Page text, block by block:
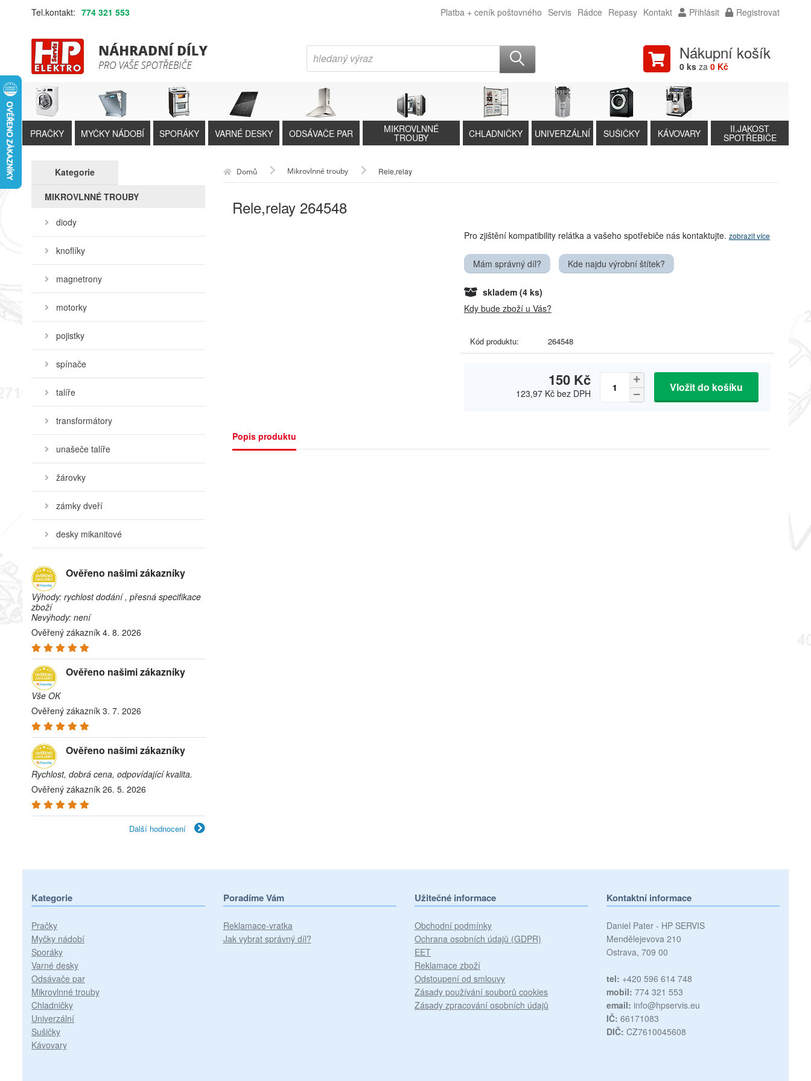
Tel.kontakt: 774 321 553 Platba + ceník poštovného Servis Rádce Repasy Kontakt Přihlásit Registrovat
Nákupní košík
0 ks za 0 Kč
PRAČKY MYČKY NÁDOBÍ SPORÁKY VARNÉ DESKY ODSÁVAČE PAR MIKROVLNNÉ
TROUBY CHLADNIČKY UNIVERZÁLNÍ SUŠIČKY KÁVOVARY II.JAKOST
SPOTŘEBIČE
Kategorie
MIKROVLNNÉ TROUBY
diody
knoflíky
magnetrony
motorky
pojistky
spínače
talíře
transformátory
unašeče talíře
žárovky
zámky dveří
desky mikanitové
Ověřeno našimi zákazníky
Výhody: rychlost dodání , přesná specifikace
zboží
Nevýhody: není
Ověřený zákazník 4. 8. 2026
Ověřeno našimi zákazníky
Vše OK
Ověřený zákazník 3. 7. 2026
Ověřeno našimi zákazníky
Rychlost, dobrá cena, odpovídající kvalita.
Ověřený zákazník 26. 5. 2026
Další hodnocení
Domů Mikrovlnné trouby Rele,relay
Rele,relay 264548
Pro zjištění kompatibility relátka a vašeho spotřebiče nás kontaktujte. zobrazit více
Mám správný díl? Kde najdu výrobní štítek?
skladem (4 ks)
Kdy bude zboží u Vás?
Kód produktu: 264548
150 Kč
123,97 Kč bez DPH Vložit do košíku
Popis produktu
Kategorie
Pračky
Myčky nádobí
Sporáky
Varné desky
Odsávače par
Mikrovlnné trouby
Chladničky
Univerzální
Sušičky
Kávovary
Poradíme Vám
Reklamace-vratka
Jak vybrat správný díl?
Užitečné informace
Obchodní podmínky
Ochrana osobních údajů (GDPR)
EET
Reklamace zboží
Odstoupení od smlouvy
Zásady používání souborů cookies
Zásady zpracování osobních údajů
Kontaktní informace
Daniel Pater - HP SERVIS
Mendělejevova 210
Ostrava, 709 00
tel: +420 596 614 748
mobil: 774 321 553
email: info@hpservis.eu
IČ: 66171083
DIČ: CZ7610045608